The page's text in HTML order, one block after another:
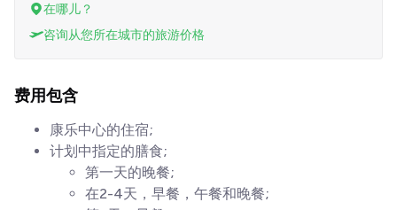
在哪儿？
咨询从您所在城市的旅游价格
费用包含
康乐中心的住宿;
计划中指定的膳食;
第一天的晚餐;
在2-4天，早餐，午餐和晚餐;